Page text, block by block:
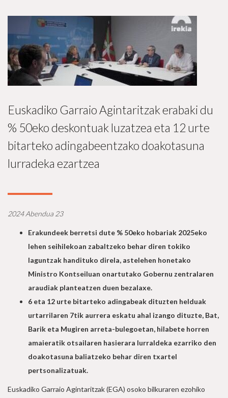
Euskadiko Garraio Agintaritzak erabaki du
% 50eko deskontuak luzatzea eta 12 urte
bitarteko adingabeentzako doakotasuna
lurradeka ezartzea
2024 Abendua 23
Erakundeek berretsi dute % 50eko hobariak 2025eko
lehen seihilekoan zabaltzeko behar diren tokiko
laguntzak handituko direla, astelehen honetako
Ministro Kontseiluan onartutako Gobernu zentralaren
araudiak planteatzen duen bezalaxe.
6 eta 12 urte bitarteko adingabeak dituzten helduak
urtarrilaren 7tik aurrera eskatu ahal izango dituzte, Bat,
Barik eta Mugiren arreta-bulegoetan, hilabete horren
amaieratik otsailaren hasierara lurraldeka ezarriko den
doakotasuna baliatzeko behar diren txartel
pertsonalizatuak.
Euskadiko Garraio Agintaritzak (EGA) osoko bilkuraren ezohiko